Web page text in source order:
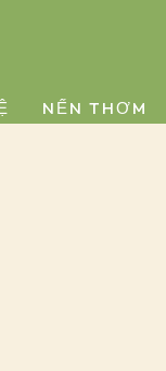
NẾN THƠM